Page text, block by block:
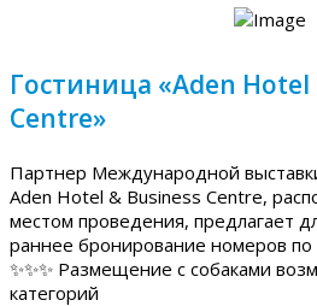
Гостиница «Aden Hotel
Centre»
Партнер Международной
Aden Hotel & Business Centre,
местом проведения, предлагает
раннее бронирование номеров по
✨✨✨ Размещение с собаками
категорий